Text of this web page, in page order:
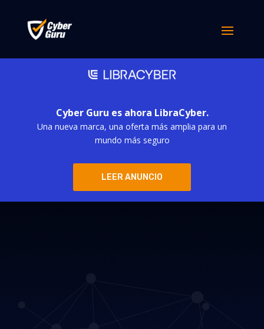
Cyber Guru es ahora LibraCyber.
Una nueva marca, una oferta más amplia para un
mundo más seguro
LEER ANUNCIO